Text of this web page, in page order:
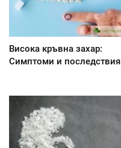
Висока кръвна захар:
Симптоми и последствия